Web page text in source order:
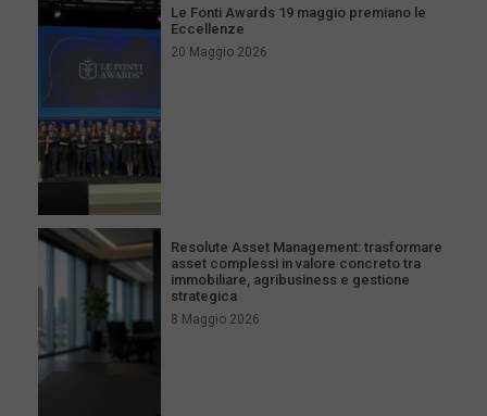
Le Fonti Awards 19 maggio premiano le
Eccellenze
20 Maggio 2026
Resolute Asset Management: trasformare
asset complessi in valore concreto tra
immobiliare, agribusiness e gestione
strategica
8 Maggio 2026